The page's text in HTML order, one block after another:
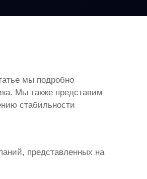
мы подробно
Мы также представим
стабильности
представленных на